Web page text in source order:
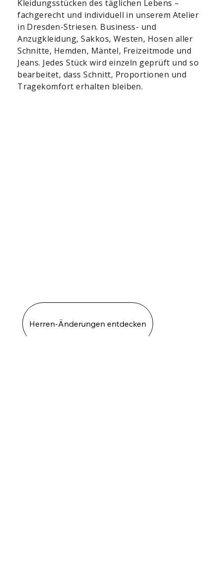
Kleidungsstücken des täglichen Lebens –
fachgerecht und individuell in unserem Atelier
in Dresden-Striesen. Business- und
Anzugkleidung, Sakkos, Westen, Hosen aller
Schnitte, Hemden, Mäntel, Freizeitmode und
Jeans. Jedes Stück wird einzeln geprüft und so
bearbeitet, dass Schnitt, Proportionen und
Tragekomfort erhalten bleiben.
Herren-Änderungen entdecken